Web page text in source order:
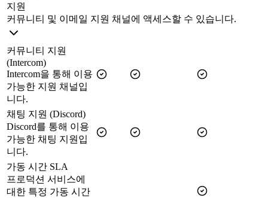
지원
커뮤니티 및 이메일 지원 채널에 액세스할 수 있습니다.
커뮤니티 지원
(Intercom)
Intercom을 통해 이용
가능한 지원 채널입
니다.
채팅 지원 (Discord)
Discord를 통해 이용
가능한 채팅 지원입
니다.
가동 시간 SLA
프로덕션 서비스에
대한 특정 가동 시간